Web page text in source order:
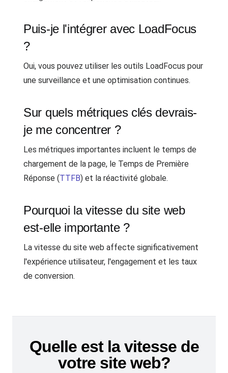
Puis-je l'intégrer avec LoadFocus
?
Oui, vous pouvez utiliser les outils LoadFocus pour
une surveillance et une optimisation continues.
Sur quels métriques clés devrais-
je me concentrer ?
Les métriques importantes incluent le temps de
chargement de la page, le Temps de Première
Réponse (TTFB) et la réactivité globale.
Pourquoi la vitesse du site web
est-elle importante ?
La vitesse du site web affecte significativement
l'expérience utilisateur, l'engagement et les taux
de conversion.
Quelle est la vitesse de
votre site web?